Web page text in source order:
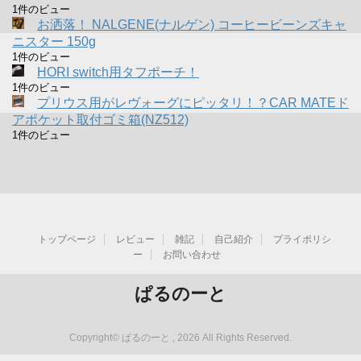
1件のビュー
お洒落！ NALGENE(ナルゲン) コーヒービーンズキャ
ニスター 150g
1件のビュー
HORI switch用タフポーチ！
1件のビュー
プリウス用がレヴォーグにピッタリ！？CAR MATEド
アポケット取付ゴミ箱(NZ512)
1件のビュー
トップページ レビュー 雑記 自己紹介
プライポリシ
ー
お問い合わせ
ぱるのーと
Copyright© ぱるのーと , 2026 All Rights Reserved.